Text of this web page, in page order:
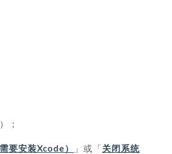
；
要安装Xcode） 」或「 关闭系统